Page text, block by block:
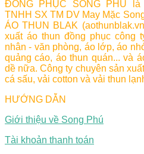
ĐỒNG PHỤC SONG PHÚ
TNHH SX TM DV May Mặc
ÁO THUN BLAK
xuất áo thun đồng phục công
nhân - văn phòng, áo lớp, áo
quảng cáo, áo thun quán... và
dề nữa. Công ty chuyên sản
cá sấu, vải cotton và vải thun
HƯỚNG DẪN
Giới thiệu về Song Phú
Tài khoản thanh toán